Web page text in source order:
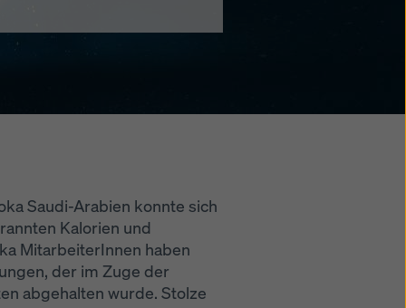
Saudi-Arabien konnte sich
Kalorien und
MitarbeiterInnen haben
der im Zuge der
abgehalten wurde. Stolze